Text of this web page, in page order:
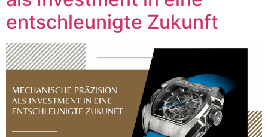
entschleunigte Zukunft